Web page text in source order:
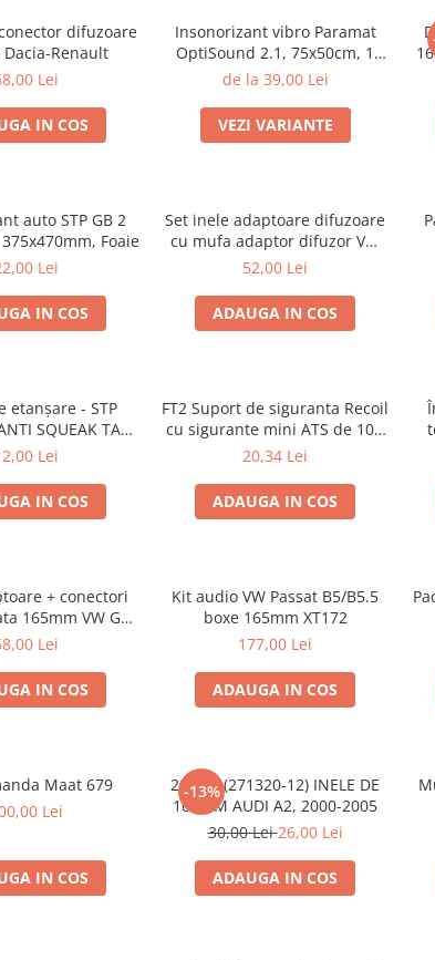
difuzoare
Dacia-Renault
Lei
IN COS
Insonorizant vibro Paramat
OptiSound 2.1, 75x50cm, 1
coala
de la 39,00 Lei
VEZI VARIANTE
auto STP GB 2
Foaie
Lei
IN COS
Set inele adaptoare difuzoare
cu mufa adaptor difuzor VW
Passat B5/B5.5
52,00 Lei
ADAUGA IN COS
etanșare - STP
SQUEAK TAPE
x 2000mm
Lei
IN COS
FT2 Suport de siguranta Recoil
cu sigurante mini ATS de 10A
si 20A
20,34 Lei
ADAUGA IN COS
+ conectori
165mm VW Golf
V, VILei
IN COS
Kit audio VW Passat B5/B5.5
boxe 165mm XT172
177,00 Lei
ADAUGA IN COS
Maat 679
Lei
IN COS
-13%
20.450 (271320-12) INELE DE
16.5CM AUDI A2, 2000-2005
30,00 Lei26,00 Lei
ADAUGA IN COS